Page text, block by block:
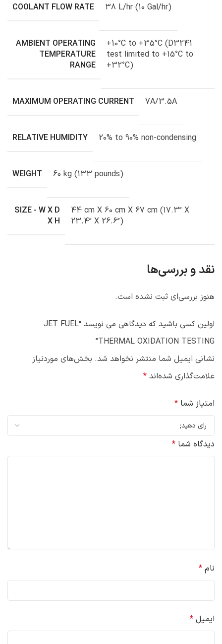
COOLANT FLOW RATE 38 L/hr (10 Gal/hr)
AMBIENT OPERATING
TEMPERATURE
RANGE
+10°C to +35°C (D3241
test limited to +15°C to
+32°C)
MAXIMUM OPERATING CURRENT 7A/3.5A
RELATIVE HUMIDITY 20% to 90% non-condensing
WEIGHT 60 kg (133 pounds)
SIZE - W X D
X H
44 cm X 60 cm X 67 cm (17.3” X
23.4” X 26.6”)
نقد و بررسی‌ها
هنوز بررسی‌ای ثبت نشده است.
اولین کسی باشید که دیدگاهی می نویسد “JET FUEL
THERMAL OXIDATION TESTING”
نشانی ایمیل شما منتشر نخواهد شد. بخش‌های موردنیاز
علامت‌گذاری شده‌اند *
امتیاز شما *
دیدگاه شما *
نام *
ایمیل *